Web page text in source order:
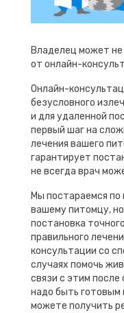
Владелец может не
от онлайн-
Онлайн-
безусловного
и для удаленной
первый шаг на
лечения вашего
гарантирует
не всегда врач
Мы постараемся
вашему питомцу,
постановка
правильного
консультации со
случаях помочь
связи с этим
надо быть готовым
можете получить